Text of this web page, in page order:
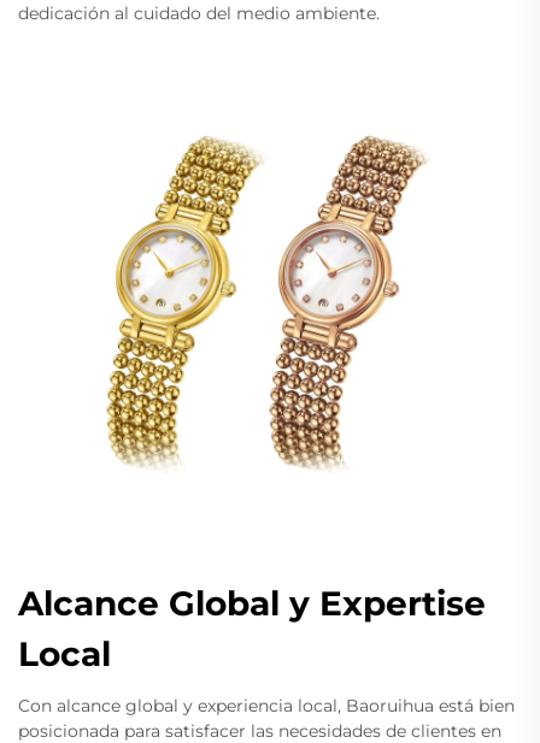
dedicación al cuidado del medio ambiente.
Alcance Global y Expertise
Local
Con alcance global y experiencia local, Baoruihua está bien
posicionada para satisfacer las necesidades de clientes en